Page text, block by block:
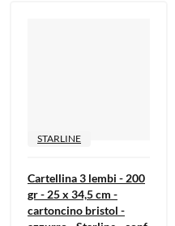
STARLINE
Cartellina 3 lembi - 200
gr - 25 x 34,5 cm -
cartoncino bristol -